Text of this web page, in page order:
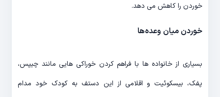
خوردن را کاهش می دهد.
خوردن میان وعده‌ها
بسیاری از خانواده ها با فراهم کردن خوراکی هایی مانند چیپس،
پفک، بیسکوئیت و اقلامی از این دستف به کودک خود مدام